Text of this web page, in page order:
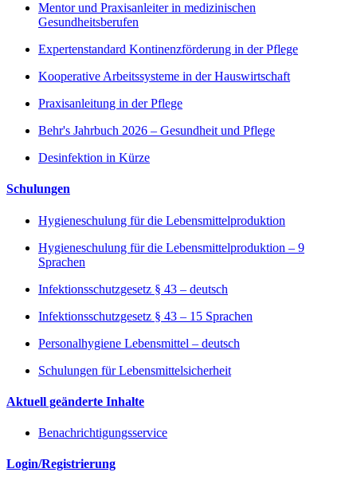
Mentor und Praxisanleiter in medizinischen
Gesundheitsberufen
Expertenstandard Kontinenzförderung in der Pflege
Kooperative Arbeitssysteme in der Hauswirtschaft
Praxisanleitung in der Pflege
Behr's Jahrbuch 2026 – Gesundheit und Pflege
Desinfektion in Kürze
Schulungen
Hygieneschulung für die Lebensmittelproduktion
Hygieneschulung für die Lebensmittelproduktion – 9
Sprachen
Infektionsschutzgesetz § 43 – deutsch
Infektionsschutzgesetz § 43 – 15 Sprachen
Personalhygiene Lebensmittel – deutsch
Schulungen für Lebensmittelsicherheit
Aktuell geänderte Inhalte
Benachrichtigungsservice
Login/Registrierung